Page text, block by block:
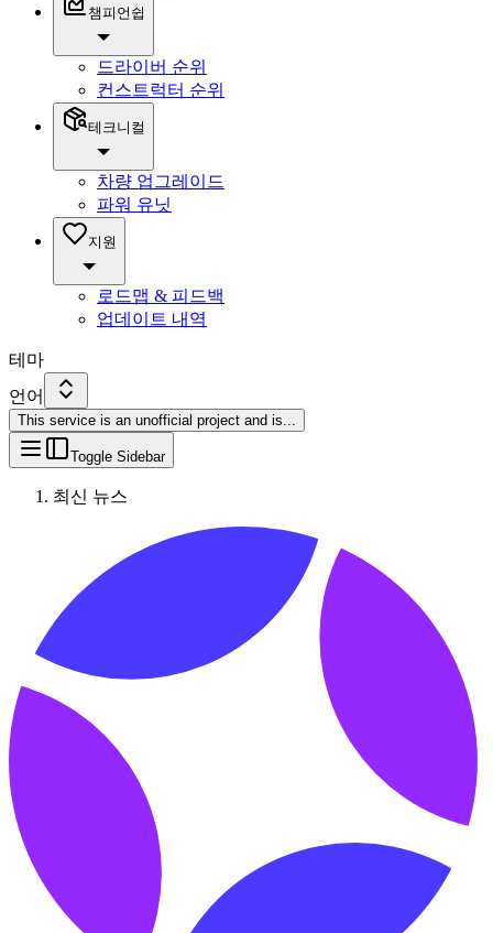
챔피언쉽
드라이버 순위
컨스트럭터 순위
테크니컬
차량 업그레이드
파워 유닛
지원
로드맵 & 피드백
업데이트 내역
테마
언어
This service is an unofficial project and is...
Toggle Sidebar
최신 뉴스